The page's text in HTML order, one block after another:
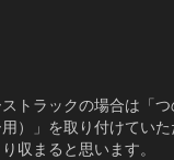
トラックの場合は「
用）」を取り付けてい
収まると思います。